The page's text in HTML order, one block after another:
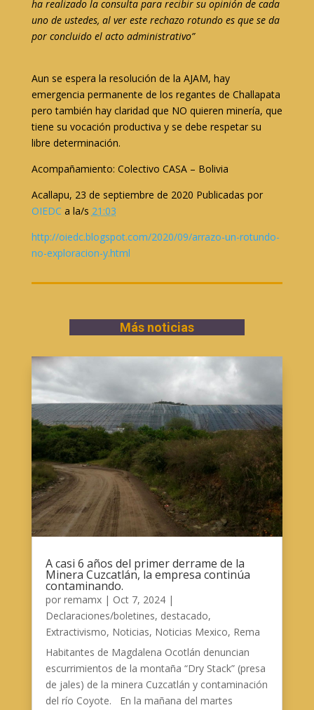
ha realizado la consulta para recibir su opinión de cada
uno de ustedes, al ver este rechazo rotundo es que se da
por concluido el acto administrativo”
Aun se espera la resolución de la AJAM, hay
emergencia permanente de los regantes de Challapata
pero también hay claridad que NO quieren minería, que
tiene su vocación productiva y se debe respetar su
libre determinación.
Acompañamiento: Colectivo CASA – Bolivia
Acallapu, 23 de septiembre de 2020 Publicadas por
OIEDC a la/s 21:03
http://oiedc.blogspot.com/2020/09/arrazo-un-rotundo-
no-exploracion-y.html
Más noticias
A casi 6 años del primer derrame de la
Minera Cuzcatlán, la empresa continúa
contaminando.
por remamx| Oct 7, 2024|
Declaraciones/boletines, destacado,
Extractivismo, Noticias, Noticias Mexico, Rema
Habitantes de Magdalena Ocotlán denuncian
escurrimientos de la montaña “Dry Stack” (presa
de jales) de la minera Cuzcatlán y contaminación
del río Coyote. En la mañana del martes